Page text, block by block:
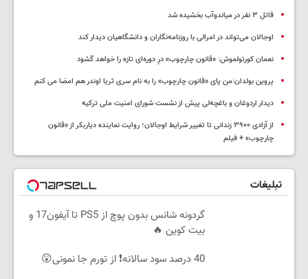
قاتل ٣ نفر در میاندوآب بخشیده شد
اوجالان می‌تواند در امرالی با روزنامه‌نگاران و دانشگاهیان دیدار کند
نعمان کورتولموش: «قانون چارچوب» درِ دوره‌ای تازه را خواهد گشود
پروین بولدان:من پای «قانون چارچوب» را به نام سری ثریا اوندر هم امضا می کنم
دیدار اردوغان و باغچه‌لی پیش از نشست شورای امنیت ملی ترکیه
از آزادی ۳۹۰۰ زندانی تا تغییر شرایط اوجالان؛ روایت نماینده دیاربکر از «قانون
چارچوب» + فیلم
تبلیغات
گردونه شانس بدون پوچ از PS5 تا آیفون17 و
بیت کوین 🔥
40 درصد سود سالانه❗ از تورم جا نمونی😲